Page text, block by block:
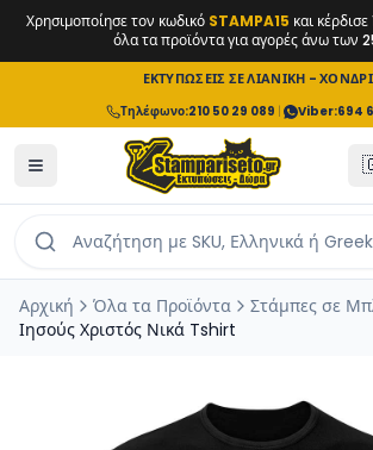
Χρησιμοποίησε τον κωδικό STAMPA15 και
όλα τα προϊόντα για αγορές άνω των
ΕΚΤΥΠΩΣΕΙΣ ΣΕ ΛΙΑΝΙΚΗ -
Τηλέφωνο:210 50 29 089 | Viber:694
Αρχική Όλα τα Προϊόντα
Στάμπες σε
Ιησούς Χριστός Νικά Tshirt